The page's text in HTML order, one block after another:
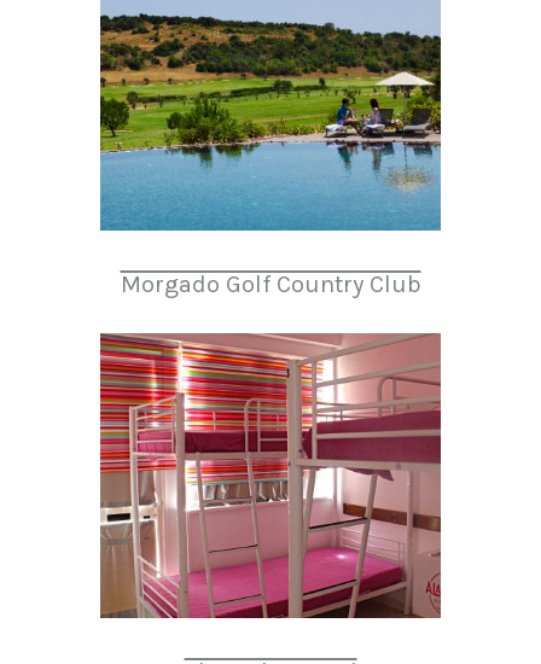
Morgado Golf Country Club